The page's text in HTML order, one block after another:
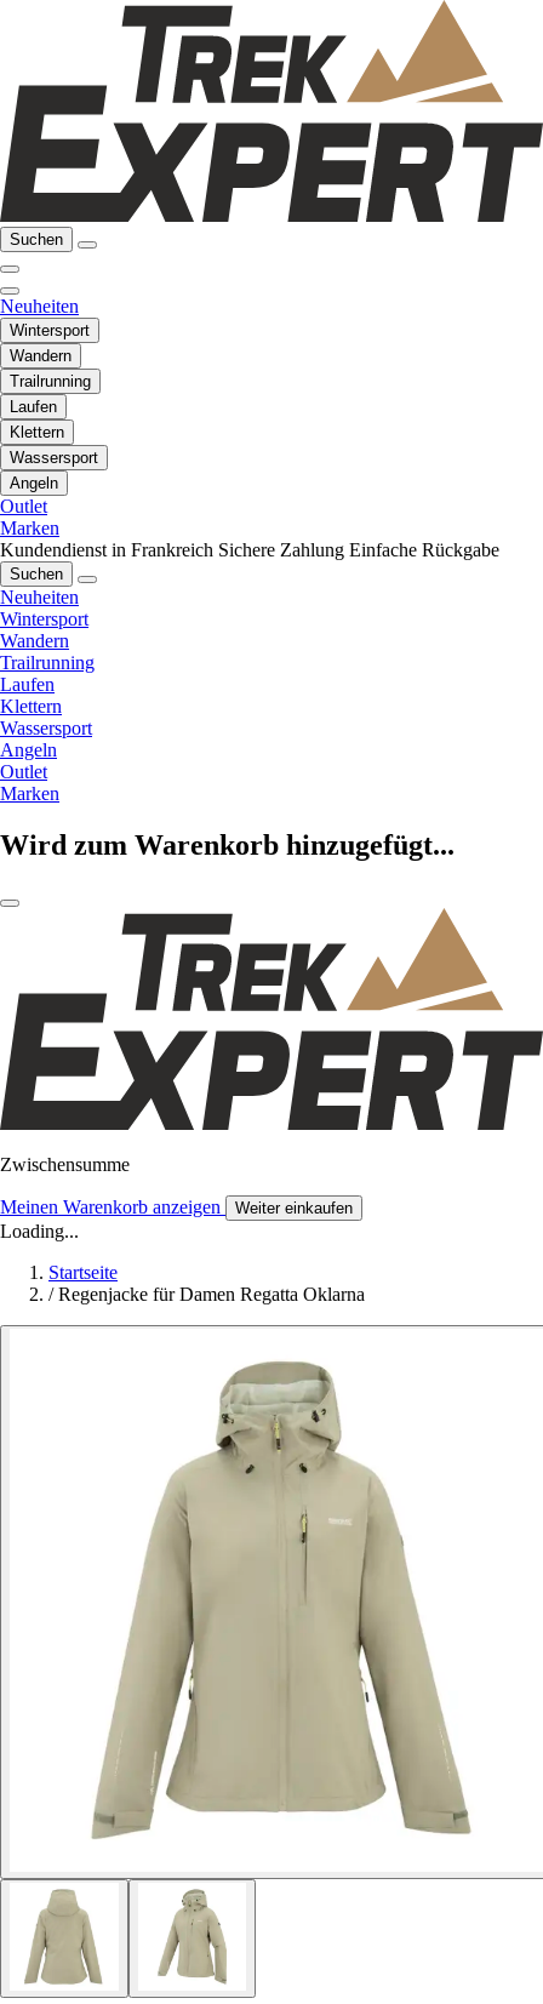
Suchen
Neuheiten
Wintersport
Wandern
Trailrunning
Laufen
Klettern
Wassersport
Angeln
Outlet
Marken
Kundendienst in Frankreich Sichere Zahlung Einfache Rückgabe
Suchen
Neuheiten
Wintersport
Wandern
Trailrunning
Laufen
Klettern
Wassersport
Angeln
Outlet
Marken
Wird zum Warenkorb hinzugefügt...
Zwischensumme
Meinen Warenkorb anzeigen Weiter einkaufen
Loading...
Startseite
/ Regenjacke für Damen Regatta Oklarna